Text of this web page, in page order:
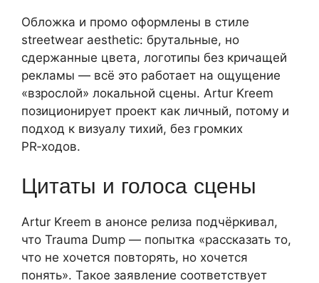
Обложка и промо оформлены в стиле
streetwear aesthetic: брутальные, но
сдержанные цвета, логотипы без кричащей
рекламы — всё это работает на ощущение
«взрослой» локальной сцены. Artur Kreem
позиционирует проект как личный, потому и
подход к визуалу тихий, без громких
PR‑ходов.
Цитаты и голоса сцены
Artur Kreem в анонсе релиза подчёркивал,
что Trauma Dump — попытка «рассказать то,
что не хочется повторять, но хочется
понять». Такое заявление соответствует